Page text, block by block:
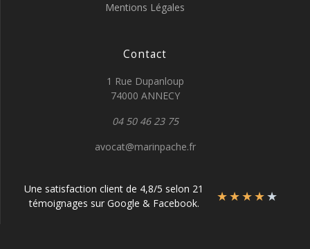
Mentions Légales
Contact
1 Rue Dupanloup
74000 ANNECY
04 50 46 23 75
avocat@marinpache.fr
Une satisfaction client de 4,8/5 selon 21
témoignages sur Google & Facebook.
★★★★★